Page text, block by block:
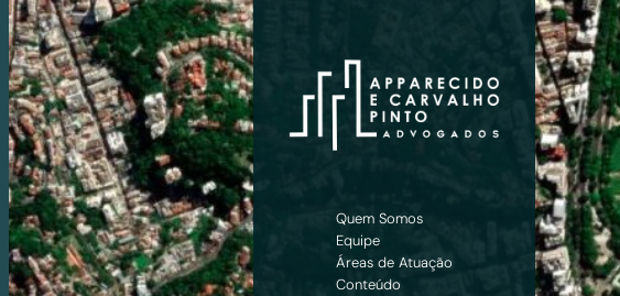
Quem Somos
Equipe
Áreas de Atuação
Conteúdo